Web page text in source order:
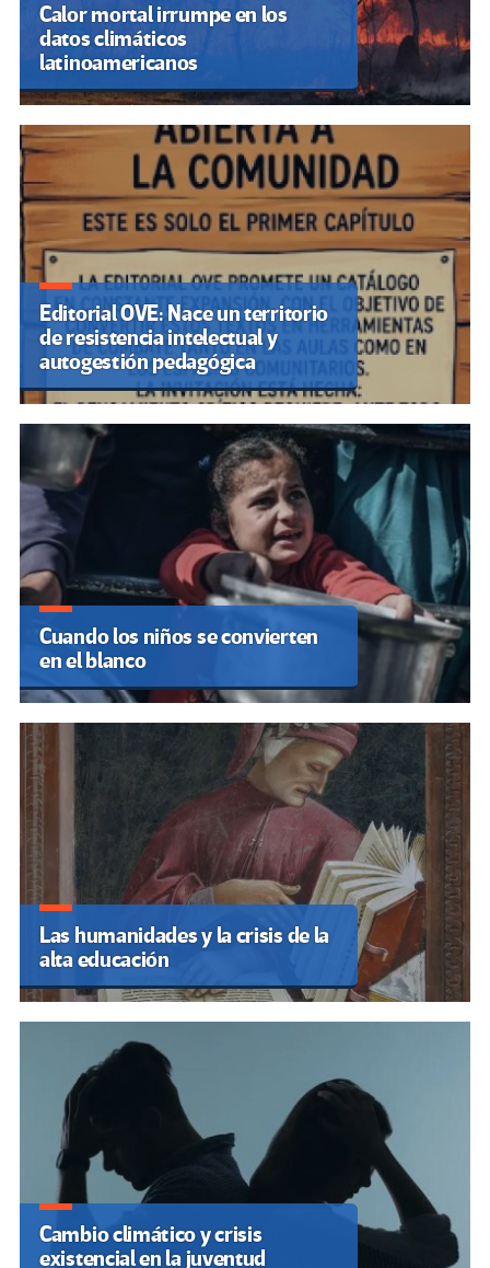
Calor mortal irrumpe en los
datos climáticos
latinoamericanos
Editorial OVE: Nace un territorio
de resistencia intelectual y
autogestión pedagógica
Cuando los niños se convierten
en el blanco
Las humanidades y la crisis de la
alta educación
Cambio climático y crisis
existencial en la juventud